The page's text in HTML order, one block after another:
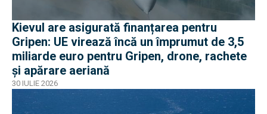
Kievul are asigurată finanțarea pentru
Gripen: UE virează încă un împrumut de 3,5
miliarde euro pentru Gripen, drone, rachete
și apărare aeriană
30 IULIE 2026